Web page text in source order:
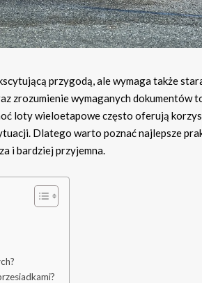
przygodą, ale wymaga także
zrozumienie wymaganych dokumentów
loty wieloetapowe często oferują
Dlatego warto poznać najlepsze
i bardziej przyjemna.